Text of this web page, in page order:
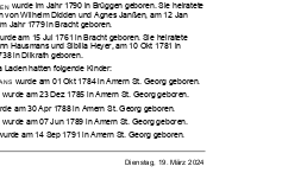












